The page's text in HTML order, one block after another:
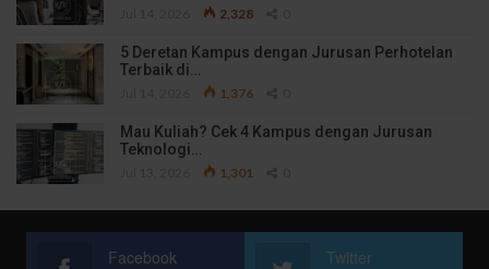
2,328
5 Deretan Kampus dengan Jurusan Perhotelan
Terbaik di…
1,376
Mau Kuliah? Cek 4 Kampus dengan Jurusan
Teknologi…
1,301
Facebook Twitter